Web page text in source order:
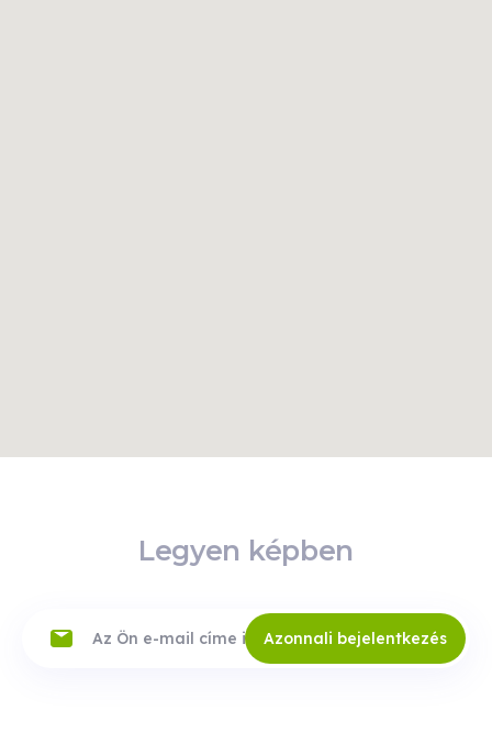
Legyen képben
Azonnali bejelentkezés